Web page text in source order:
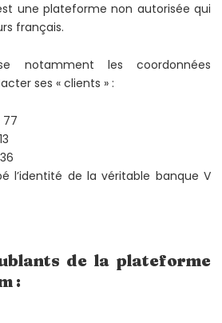
une plateforme non autorisée qui
français.
notamment les coordonnées
ses « clients » :
77
l’identité de la véritable banque V
de la plateforme
: